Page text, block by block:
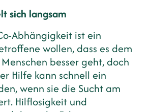
sich langsam
Abhängigkeit ist ein
wollen, dass es dem
besser geht, doch
Hilfe kann schnell ein
wenn sie die Sucht am
Hilflosigkeit und